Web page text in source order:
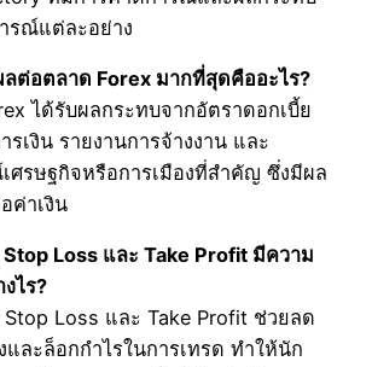
รณ์แต่ละอย่าง
ต่อตลาด Forex มากที่สุดคืออะไร?
ได้รับผลกระทบจากอัตราดอกเบี้ย
รเงิน รายงานการจ้างงาน และ
ศรษฐกิจหรือการเมืองที่สำคัญ ซึ่งมีผล
ค่าเงิน
Stop Loss และ Take Profit มีความ
ไร?
Stop Loss และ Take Profit ช่วยลด
และล็อกกำไรในการเทรด ทำให้นัก